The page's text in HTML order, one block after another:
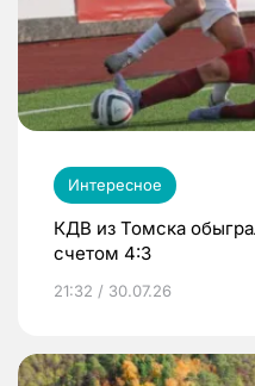
Интересное
КДВ из Томска
счетом 4:3
21:32 / 30.07.26